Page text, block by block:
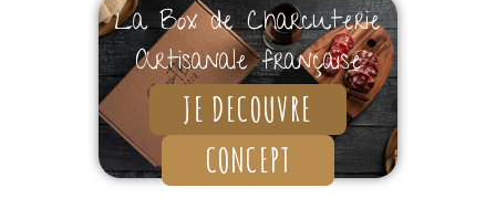
La Box de Charcuterie
Artisanale française
JE DECOUVRE
CONCEPT